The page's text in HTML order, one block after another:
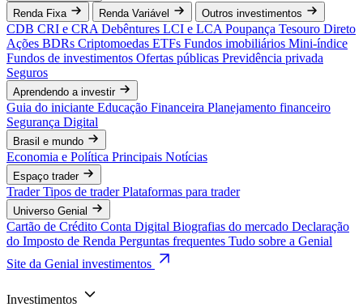
Renda Fixa
Renda Variável Outros investimentos
CDB CRI e CRA Debêntures LCI e LCA Poupança Tesouro Direto
Ações BDRs Criptomoedas ETFs Fundos imobiliários Mini-índice
Fundos de investimentos Ofertas públicas Previdência privada
Seguros
Aprendendo a investir
Guia do iniciante Educação Financeira Planejamento financeiro
Segurança Digital
Brasil e mundo
Economia e Política Principais Notícias
Espaço trader
TraderTipos de traderPlataformas para trader
Universo Genial
Cartão de Crédito Conta Digital Biografias do mercado Declaração
do Imposto de Renda Perguntas frequentes Tudo sobre a Genial
Site da Genial investimentos
Investimentos